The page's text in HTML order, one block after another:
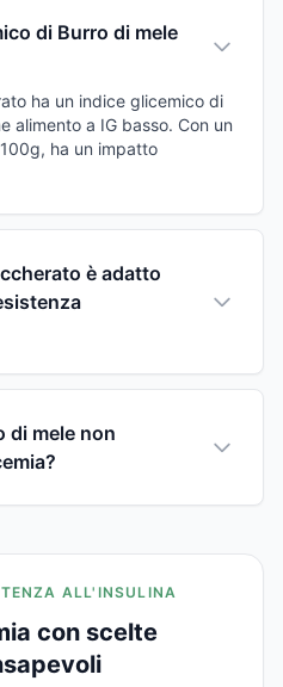
di Burro di mele
ha un indice glicemico di
alimento a IG basso. Con un
ha un impatto
è adatto
di mele non
ALL'INSULINA
con scelte